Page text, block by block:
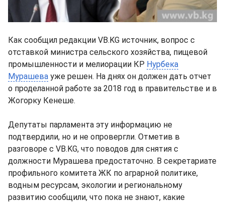
Как сообщил редакции VB.KG источник, вопрос с
отставкой министра сельского хозяйства, пищевой
промышленности и мелиорации КР Нурбека
Мурашева уже решен. На днях он должен дать отчет
о проделанной работе за 2018 год в правительстве и в
Жогорку Кенеше.
Депутаты парламента эту информацию не
подтвердили, но и не опровергли. Отметив в
разговоре с VB.KG, что поводов для снятия с
должности Мурашева предостаточно. В секретариате
профильного комитета ЖК по аграрной политике,
водным ресурсам, экологии и региональному
развитию сообщили, что пока не знают, какие